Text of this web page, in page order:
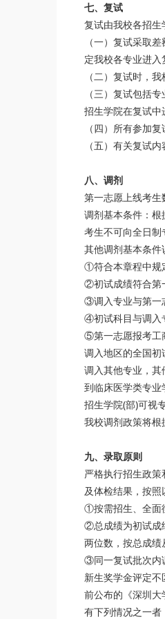
七、复试
复试由我校各招生
（一）复试采取
定我校各专业进入
（二）复试时，
（三）复试包括
招生学院在复试中
（四）所有参加
（五）有关复试
八、调剂
第一志愿上线考生
调剂基本条件：
考生不可向全日制
其他调剂基本条件
①符合本章程中规
②初试成绩符合第
③调入专业与第一
④初试科目与调入
⑤第一志愿报考工
调入地区的全国
调入其他专业，
到临床医学类专业
招生学院(部)可视
我校调剂政策将根
九、录取原则
严格执行招生政
及体检结果，按照
①按需招生、全面
②总成绩为初试成
两位数，按总成绩
③同一复试批次内
新生奖学金评定
前公布的《深圳大
有下列情况之一者